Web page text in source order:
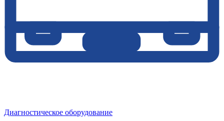
Диагностическое оборудование